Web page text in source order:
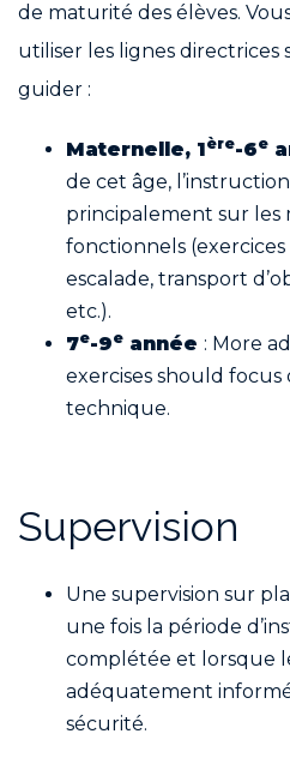
de maturité des élèves.
utiliser les lignes directrices
guider :
Maternelle, 1ère-6e
de cet âge,
principalement sur les
fonctionnels
escalade, transport
etc.).
7e-9e année : More
exercises should
technique.
Supervision
Une supervision sur
une fois la période
complétée et lorsque
adéquatement
sécurité.